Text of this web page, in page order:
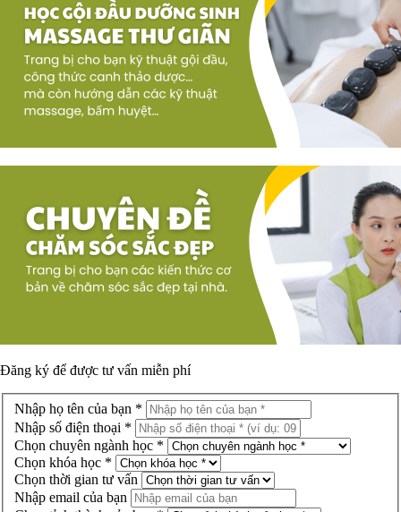
Đăng ký để được tư vấn miễn phí
Nhập họ tên của bạn *
Nhập số điện thoại *
Chọn chuyên ngành học *
Chọn khóa học *
Chọn thời gian tư vấn
Nhập email của bạn